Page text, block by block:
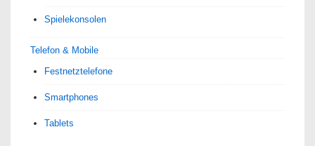
Spielekonsolen
Telefon & Mobile
Festnetztelefone
Smartphones
Tablets